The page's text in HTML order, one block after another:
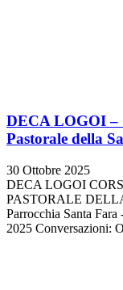
DECA LOGOI –
Pastorale della
30 Ottobre 2025
DECA LOGOI
PASTORALE
Parrocchia Santa
2025